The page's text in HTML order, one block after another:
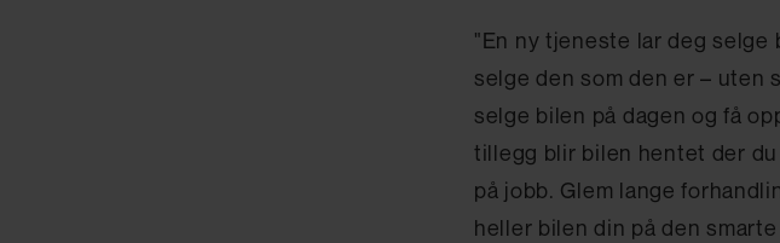
"En ny tjeneste lar deg selge
selge den som den er – uten
selge bilen på dagen og få
tillegg blir bilen hentet der
på jobb. Glem lange
heller bilen din på den